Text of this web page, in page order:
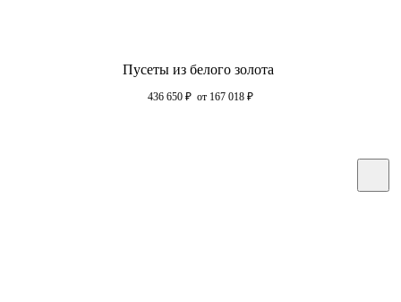
Пусеты из белого золота
436 650 ₽ от 167 018 ₽